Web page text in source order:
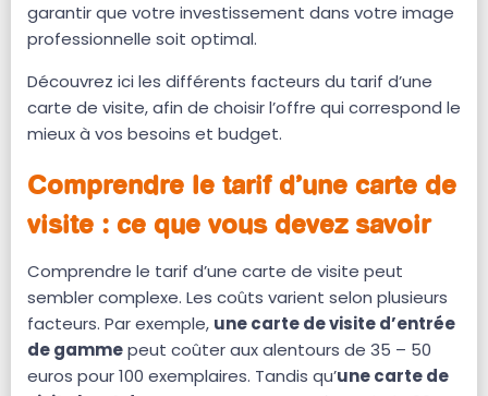
garantir que votre investissement dans votre image
professionnelle soit optimal.
Découvrez ici les différents facteurs du tarif d’une
carte de visite, afin de choisir l’offre qui correspond le
mieux à vos besoins et budget.
Comprendre le tarif d’une carte de
visite : ce que vous devez savoir
Comprendre le tarif d’une carte de visite peut
sembler complexe. Les coûts varient selon plusieurs
facteurs. Par exemple, une carte de visite d’entrée
de gammepeut coûter aux alentours de 35 – 50
euros pour 100 exemplaires. Tandis qu’une carte de